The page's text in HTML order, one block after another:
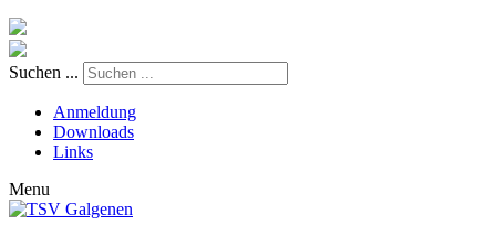
Suchen ...
Anmeldung
Downloads
Links
Menu